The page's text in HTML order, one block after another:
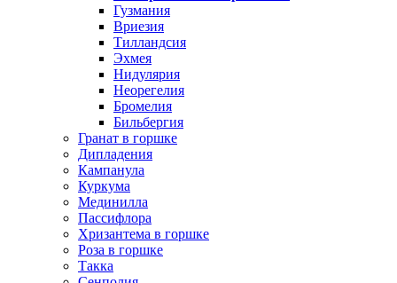
Гузмания
Вриезия
Тилландсия
Эхмея
Нидулярия
Неорегелия
Бромелия
Бильбергия
Гранат в горшке
Дипладения
Кампанула
Куркума
Мединилла
Пассифлора
Хризантема в горшке
Роза в горшке
Такка